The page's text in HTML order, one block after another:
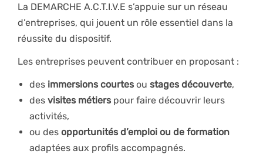
La DEMARCHE A.C.T.I.V.E s’appuie sur un réseau
d’entreprises, qui jouent un rôle essentiel dans la
réussite du dispositif.
Les entreprises peuvent contribuer en proposant :
des immersions courtesou stages découverte,
des visites métierspour faire découvrir leurs
activités,
ou des opportunités d’emploi ou de formation
adaptées aux profils accompagnés.